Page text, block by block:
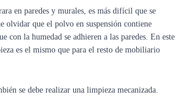
en paredes y murales, es más difícil que se
olvidar que el polvo en suspensión contiene
con la humedad se adhieren a las paredes. En este
es el mismo que para el resto de mobiliario
se debe realizar una limpieza mecanizada.